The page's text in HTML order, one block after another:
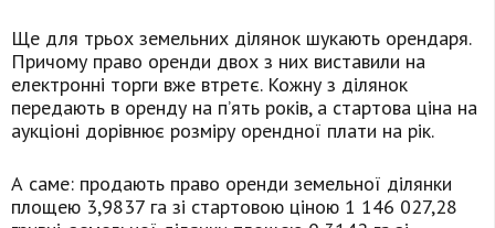
Ще для трьох земельних ділянок шукають орендаря.
Причому право оренди двох з них виставили на
електронні торги вже втретє. Кожну з ділянок
передають в оренду на п’ять років, а стартова ціна на
аукціоні дорівнює розміру орендної плати на рік.
А саме: продають право оренди земельної ділянки
площею 3,9837 га зі стартовою ціною 1 146 027,28